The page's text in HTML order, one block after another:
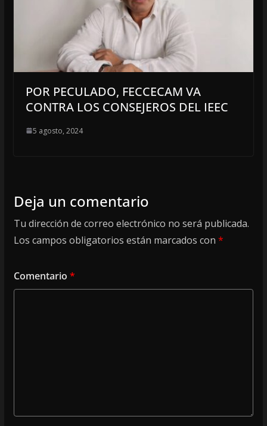
POR PECULADO, FECCECAM VA
CONTRA LOS CONSEJEROS DEL IEEC
5 agosto, 2024
Deja un comentario
Tu dirección de correo electrónico no será publicada.
Los campos obligatorios están marcados con *
Comentario *